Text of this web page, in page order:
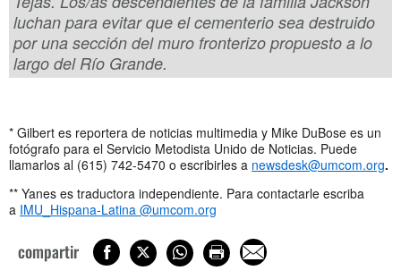
luchan para evitar que el cementerio sea destruido
por una sección del muro fronterizo propuesto a lo
largo del Río Grande.
* Gilbert es reportera de noticias multimedia y Mike DuBose es un
fotógrafo para el Servicio Metodista Unido de Noticias. Puede
llamarlos al (615) 742-5470 o escribirles a newsdesk@umcom.org.
** Yanes es traductora independiente. Para contactarle escriba
a IMU_Hispana-Latina @umcom.org
compartir